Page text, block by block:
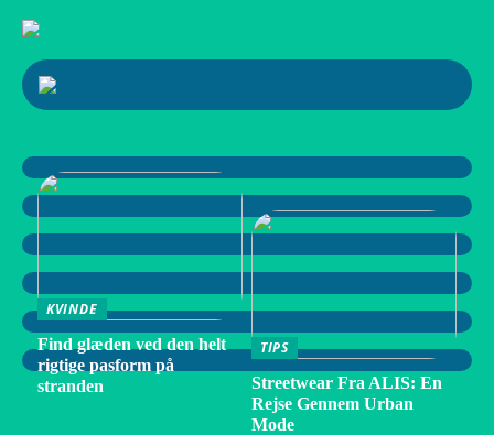
KVINDE
Find glæden ved den helt
rigtige pasform på
stranden
TIPS
Streetwear Fra ALIS: En
Rejse Gennem Urban
Mode